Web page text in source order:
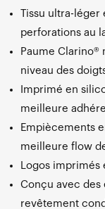
Tissu ultra-
perforations au
Paume
niveau des
Imprimé en
meilleure
Empiècements
meilleure flow
Logos
Conçu avec des
revêtement